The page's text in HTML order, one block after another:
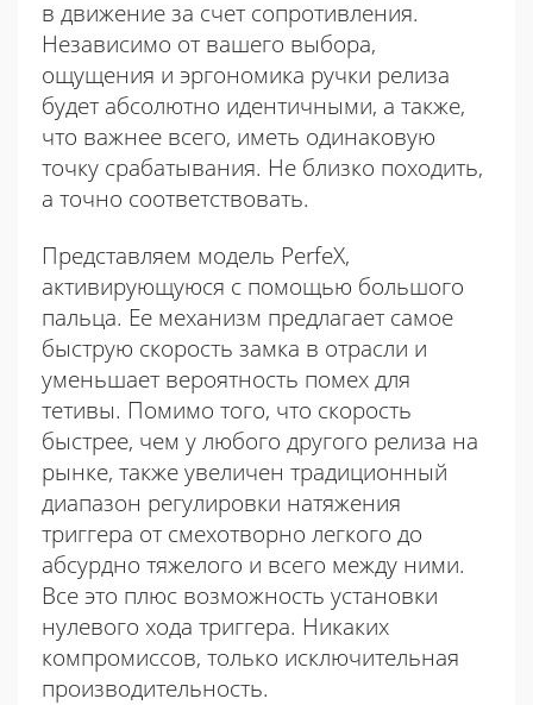
в движение за счет сопротивления.
Независимо от вашего выбора,
ощущения и эргономика ручки релиза
будет абсолютно идентичными, а также,
что важнее всего, иметь одинаковую
точку срабатывания. Не близко походить,
а точно соответствовать.
Представляем модель PerfeX,
активирующуюся с помощью большого
пальца. Ее механизм предлагает самое
быструю скорость замка в отрасли и
уменьшает вероятность помех для
тетивы. Помимо того, что скорость
быстрее, чем у любого другого релиза на
рынке, также увеличен традиционный
диапазон регулировки натяжения
триггера от смехотворно легкого до
абсурдно тяжелого и всего между ними.
Все это плюс возможность установки
нулевого хода триггера. Никаких
компромиссов, только исключительная
производительность.